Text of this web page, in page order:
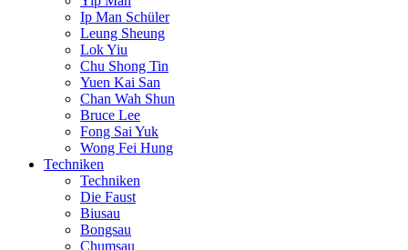
Ip Man Schüler
Leung Sheung
Lok Yiu
Chu Shong Tin
Yuen Kai San
Chan Wah Shun
Bruce Lee
Fong Sai Yuk
Wong Fei Hung
Techniken
Techniken
Die Faust
Biusau
Bongsau
Chumsau